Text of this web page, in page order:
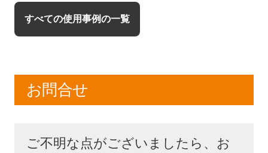
すべての使用事例の一覧
お問合せ
ご不明な点がございましたら、お